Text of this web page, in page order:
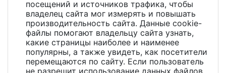
посещений и источников трафика, чтобы
владелец сайта мог измерять и повышать
производительность сайта. Данные cookie-
файлы помогают владельцу сайта узнать,
какие страницы наиболее и наименее
популярны, а также увидеть, как посетители
перемещаются по сайту. Если пользователь
не разрешит использование данных файлов